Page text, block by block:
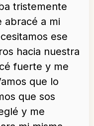
tristemente
a mi
ese
hacia nuestra
fuerte y me
que lo
que sos
y me